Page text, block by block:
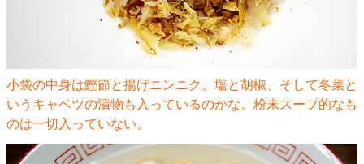
小袋の中身は鰹節と揚げニンニク。塩と胡椒、そして冬菜と
いうキャベツの漬物も入っているのかな。粉末スープ的なも
のは一切入っていない。